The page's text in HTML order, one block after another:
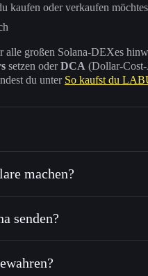
kaufen oder verkaufen
großen Solana-DEXes
setzen oderDCA (Dollar-Cost-
du unter So kaufst du
machen?
USDC oder Tausende
für Schritt per
senden?
Aggregator